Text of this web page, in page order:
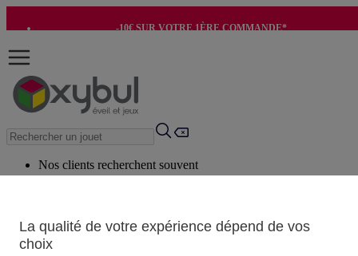
-10€ SUR VOTRE 1ÈRE COMMANDE*
Nos clients recherchent souvent
Conseils suggérés
Produits suggérés
La qualité de votre expérience dépend de vos
choix